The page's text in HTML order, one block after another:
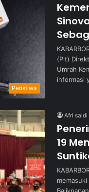
Peristiwa
(Plt)
Umrah
informasi
Afri saldi
19
memasuki